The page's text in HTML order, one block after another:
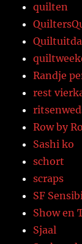
quilten
Randje
rest
Row by
Sashi ko
schort
scraps
SF
Show en
Sjaal